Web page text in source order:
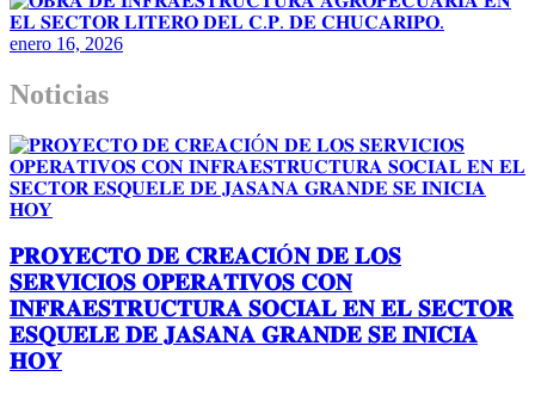
enero 16, 2026
Noticias
𝐏𝐑𝐎𝐘𝐄𝐂𝐓𝐎 𝐃𝐄 𝐂𝐑𝐄𝐀𝐂𝐈Ó𝐍 𝐃𝐄 𝐋𝐎𝐒
𝐒𝐄𝐑𝐕𝐈𝐂𝐈𝐎𝐒 𝐎𝐏𝐄𝐑𝐀𝐓𝐈𝐕𝐎𝐒 𝐂𝐎𝐍
𝐈𝐍𝐅𝐑𝐀𝐄𝐒𝐓𝐑𝐔𝐂𝐓𝐔𝐑𝐀 𝐒𝐎𝐂𝐈𝐀𝐋 𝐄𝐍 𝐄𝐋 𝐒𝐄𝐂𝐓𝐎𝐑
𝐄𝐒𝐐𝐔𝐄𝐋𝐄 𝐃𝐄 𝐉𝐀𝐒𝐀𝐍𝐀 𝐆𝐑𝐀𝐍𝐃𝐄 𝐒𝐄 𝐈𝐍𝐈𝐂𝐈𝐀
𝐇𝐎𝐘